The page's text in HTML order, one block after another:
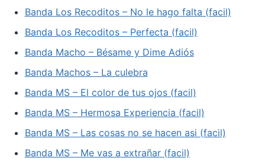
Banda Los Recoditos – No le hago falta (facil)
Banda Los Recoditos – Perfecta (facil)
Banda Macho – Bésame y Dime Adiós
Banda Machos – La culebra
Banda MS – El color de tus ojos (facil)
Banda MS – Hermosa Experiencia (facil)
Banda MS – Las cosas no se hacen asi (facil)
Banda MS – Me vas a extrañar (facil)